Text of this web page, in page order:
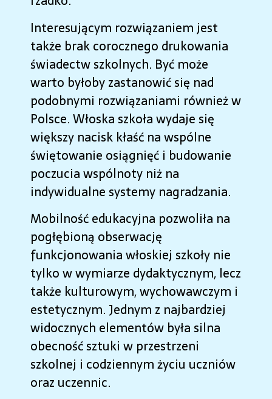
Interesującym rozwiązaniem jest
także brak corocznego drukowania
świadectw szkolnych. Być może
warto byłoby zastanowić się nad
podobnymi rozwiązaniami również w
Polsce. Włoska szkoła wydaje się
większy nacisk kłaść na wspólne
świętowanie osiągnięć i budowanie
poczucia wspólnoty niż na
indywidualne systemy nagradzania.
Mobilność edukacyjna pozwoliła na
pogłębioną obserwację
funkcjonowania włoskiej szkoły nie
tylko w wymiarze dydaktycznym, lecz
także kulturowym, wychowawczym i
estetycznym. Jednym z najbardziej
widocznych elementów była silna
obecność sztuki w przestrzeni
szkolnej i codziennym życiu uczniów
oraz uczennic.